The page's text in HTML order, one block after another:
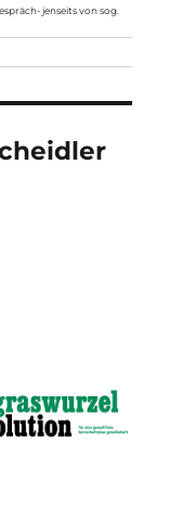
jenseits von sog.